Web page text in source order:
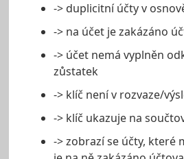
-> duplicitní účty v
-> na účet je zakázáno
-> účet nemá vyplněn
zůstatek
-> klíč není v rozvaze/
-> klíč ukazuje na
-> zobrazí se účty, které